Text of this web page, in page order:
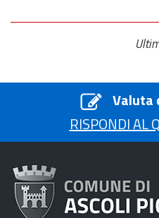
Valuta
RISPONDI AL